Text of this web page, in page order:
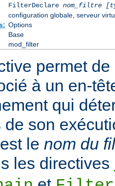
FilterDeclare nom_filtre
configuration globale, serveur
Options
Base
mod_filter
permet
à un en-
qui
de son
le nom du
les directives